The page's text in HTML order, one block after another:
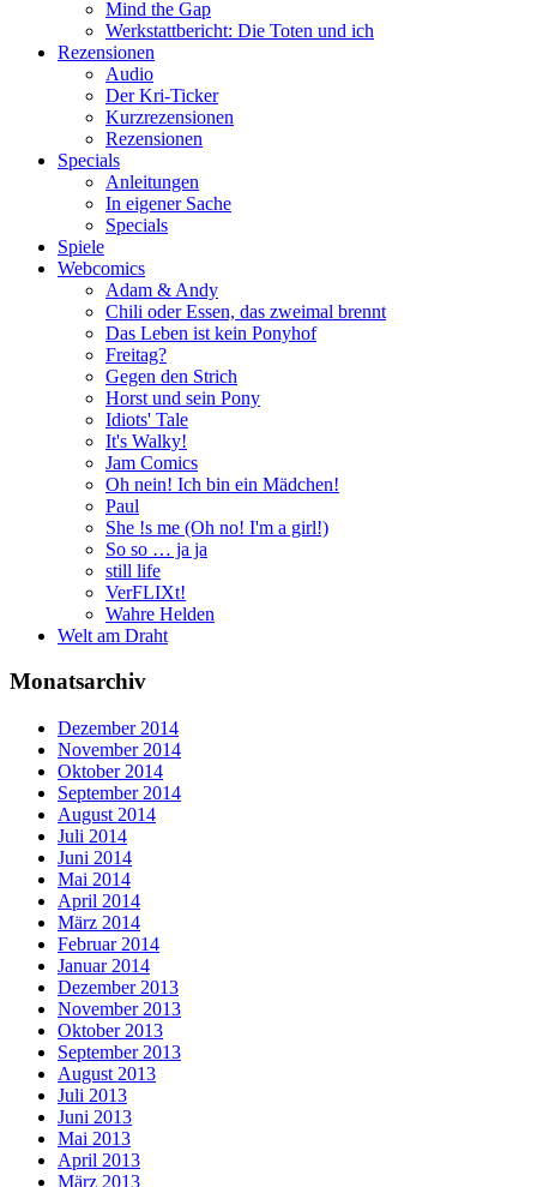
Mind the Gap
Werkstattbericht: Die Toten und ich
Rezensionen
Audio
Der Kri-Ticker
Kurzrezensionen
Rezensionen
Specials
Anleitungen
In eigener Sache
Specials
Spiele
Webcomics
Adam & Andy
Chili oder Essen, das zweimal brennt
Das Leben ist kein Ponyhof
Freitag?
Gegen den Strich
Horst und sein Pony
Idiots' Tale
It's Walky!
Jam Comics
Oh nein! Ich bin ein Mädchen!
Paul
She !s me (Oh no! I'm a girl!)
So so … ja ja
still life
VerFLIXt!
Wahre Helden
Welt am Draht
Monatsarchiv
Dezember 2014
November 2014
Oktober 2014
September 2014
August 2014
Juli 2014
Juni 2014
Mai 2014
April 2014
März 2014
Februar 2014
Januar 2014
Dezember 2013
November 2013
Oktober 2013
September 2013
August 2013
Juli 2013
Juni 2013
Mai 2013
April 2013
März 2013